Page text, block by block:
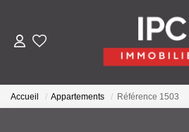
ACHETER
Accueil Appartements Référence 1503